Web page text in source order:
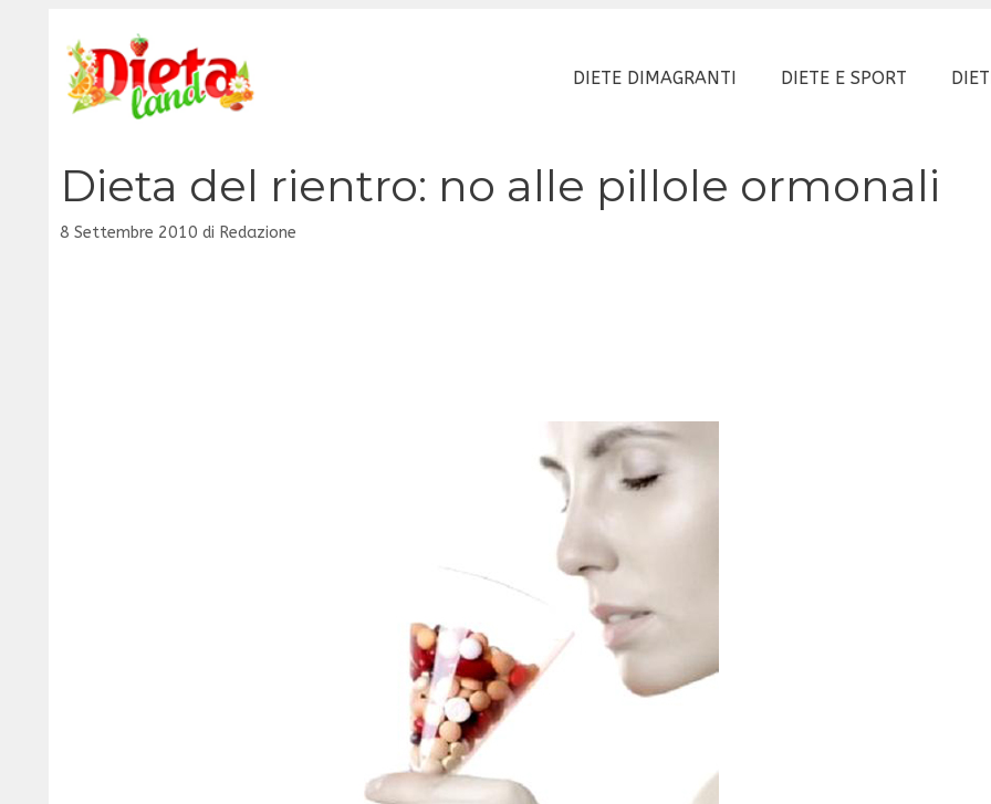
contenuto
DIETE DIMAGRANTI DIETE E SPORT
Dieta del rientro: no alle pillole ormonali
8 Settembre 2010 di Redazione